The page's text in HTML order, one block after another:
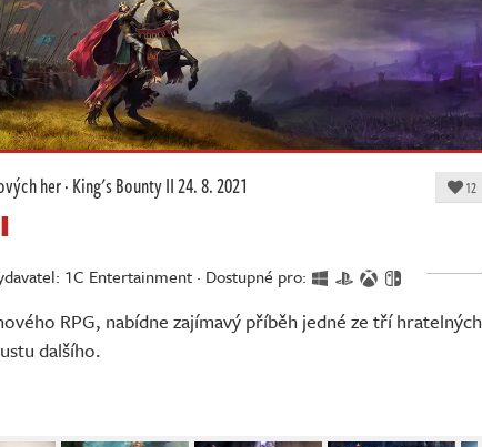
her·King's Bounty II24. 8. 2021 12
1C Entertainment · Dostupné pro:
RPG, nabídne zajímavý příběh jedné ze tří hratelných
dalšího.